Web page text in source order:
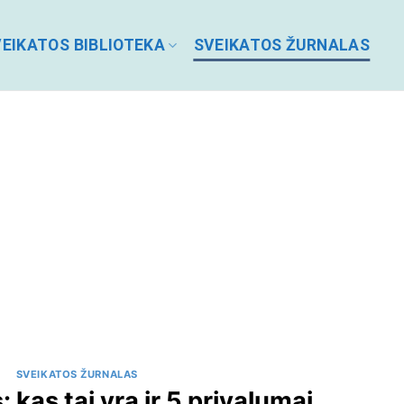
BIBLIOTEKA SVEIKATOS ŽURNALAS
SVEIKATOS ŽURNALAS